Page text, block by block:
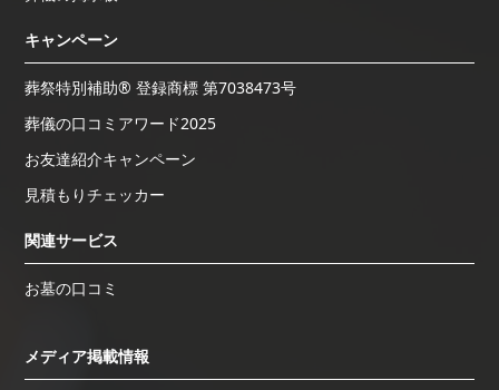
キャンペーン
葬祭特別補助® 登録商標 第7038473号
葬儀の口コミアワード2025
お友達紹介キャンペーン
見積もりチェッカー
関連サービス
お墓の口コミ
メディア掲載情報